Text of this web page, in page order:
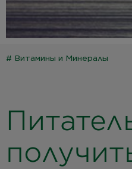
# Витамины и Минералы